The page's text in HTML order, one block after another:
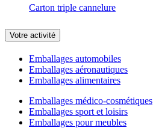
Carton triple cannelure
Votre activité
Emballages automobiles
Emballages aéronautiques
Emballages alimentaires
Emballages médico-cosmétiques
Emballages sport et loisirs
Emballages pour meubles